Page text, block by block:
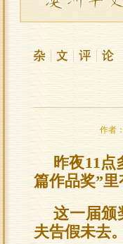
作者
昨夜11点
篇作品奖”里
这一届颁
夫告假未去